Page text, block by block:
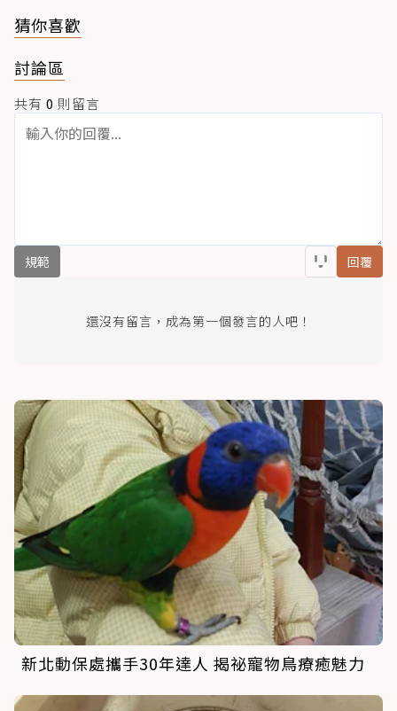
猜你喜歡
討論區
共有 0 則留言
規範 回覆
還沒有留言，成為第一個發言的人吧！
新北動保處攜手30年達人 揭祕寵物鳥療癒魅力